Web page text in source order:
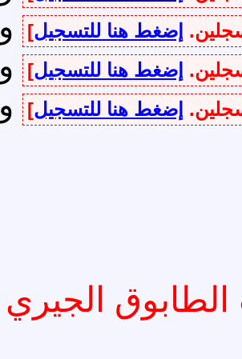
إضغط هنا للتسجيل] و
إضغط هنا للتسجيل] و
إضغط هنا للتسجيل] و
الطابوق الجيري